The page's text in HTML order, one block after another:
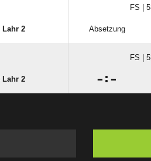
FS |
Lahr 2 Absetzung
FS |
Lahr 2  : 